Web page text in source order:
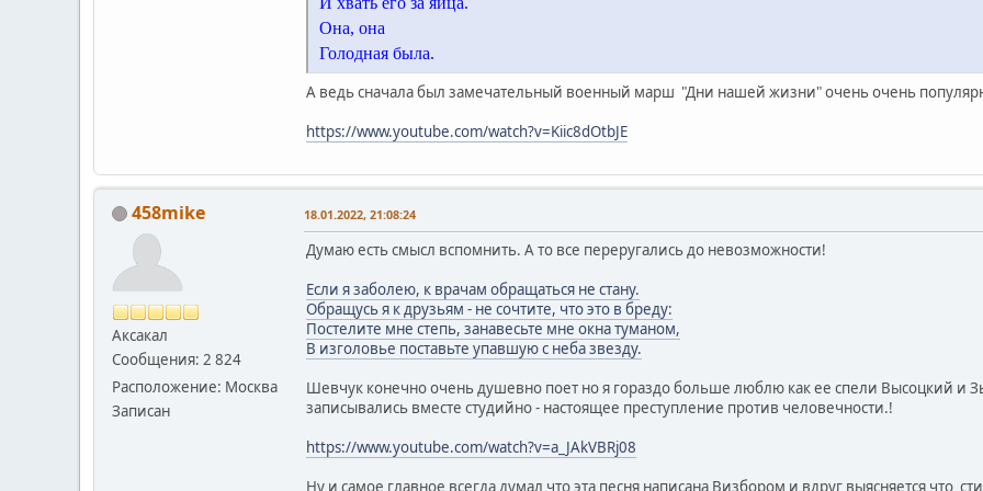
Она, она
Голодная была.
А ведь сначала был замечательный военный марш "Дни нашей жизни" очень очень
https://www.youtube.com/watch?v=Kiic8dOtbJE
458mike
Аксакал
Сообщения: 2 824
Расположение: Москва
Записан
18.01.2022, 21:08:24
Думаю есть смысл вспомнить. А то все переругались до невозможности!
Если я заболею, к врачам обращаться не стану.
Обращусь я к друзьям - не сочтите, что это в бреду:
Постелите мне степь, занавесьте мне окна туманом,
В изголовье поставьте упавшую с неба звезду.
Шевчук конечно очень душевно поет но я гораздо больше люблю как ее спели Высоцкий и
записывались вместе студийно - настоящее преступление против человечности.!
https://www.youtube.com/watch?v=a_JAkVBRj08
Ну и самое главное всегда думал что эта песня написана Визбором и вдруг выясняется что